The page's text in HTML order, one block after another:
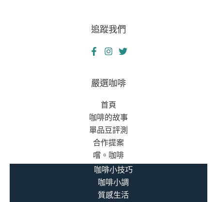
追蹤我們
嚴選咖啡
首頁
咖啡的故事
單品豆評測
合作提案
嚐。咖啡
咖啡小技巧
咖啡小調
質感生活